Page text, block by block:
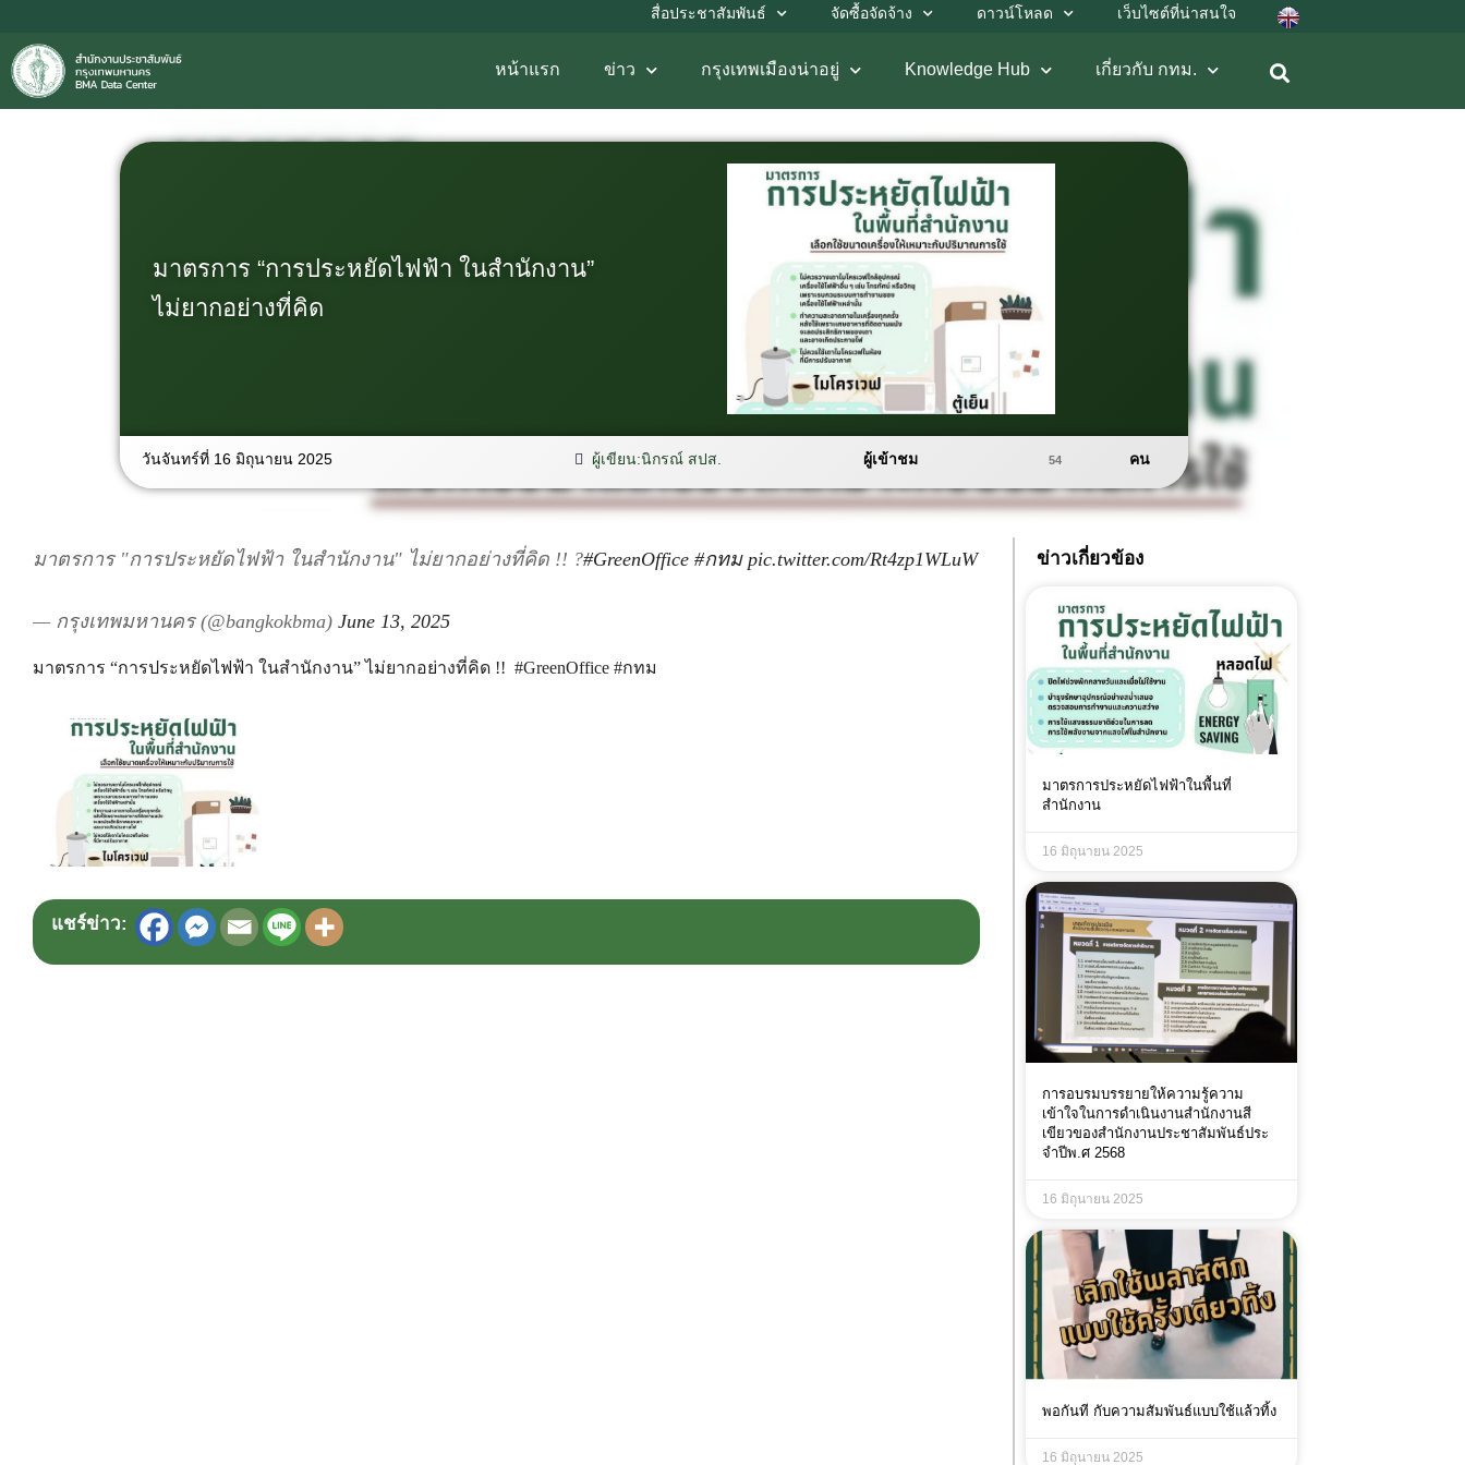
สื่อประชาสัมพันธ์ จัดซื้อจัดจ้าง ดาวน์โหลด เว็บไซต์ที่น่าสนใจ
หน้าแรก ข่าว กรุงเทพเมืองน่าอยู่ Knowledge Hub เกี่ยวกับ กทม.
มาตรการ “การประหยัดไฟฟ้า ในสำนักงาน”
ไม่ยากอย่างที่คิด
วันจันทร์ที่ 16 มิถุนายน 2025 ผู้เขียน:นิกรณ์ สปส. ผู้เข้าชม 54 คน
มาตรการ "การประหยัดไฟฟ้า ในสำนักงาน" ไม่ยากอย่างที่คิด !! ?#GreenOffice #กทม pic.twitter.com/Rt4zp1WLuW
— กรุงเทพมหานคร (@bangkokbma) June 13, 2025
มาตรการ “การประหยัดไฟฟ้า ในสำนักงาน” ไม่ยากอย่างที่คิด !! #GreenOffice #กทม
แชร์ข่าว:
ข่าวเกี่ยวข้อง
มาตรการประหยัดไฟฟ้าในพื้นที่
สำนักงาน
16 มิถุนายน 2025
การอบรมบรรยายให้ความรู้ความ
เข้าใจในการดำเนินงานสำนักงานสี
เขียวของสำนักงานประชาสัมพันธ์ประ
จำปีพ.ศ 2568
16 มิถุนายน 2025
พอกันที กับความสัมพันธ์แบบใช้แล้วทิ้ง
16 มิถุนายน 2025